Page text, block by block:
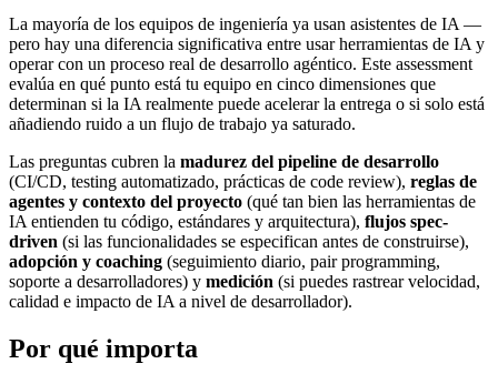
La mayoría de los equipos de ingeniería ya usan asistentes de IA —
pero hay una diferencia significativa entre usar herramientas de IA y
operar con un proceso real de desarrollo agéntico. Este assessment
evalúa en qué punto está tu equipo en cinco dimensiones que
determinan si la IA realmente puede acelerar la entrega o si solo está
añadiendo ruido a un flujo de trabajo ya saturado.
Las preguntas cubren la madurez del pipeline de desarrollo
(CI/CD, testing automatizado, prácticas de code review), reglas de
agentes y contexto del proyecto (qué tan bien las herramientas de
IA entienden tu código, estándares y arquitectura), flujos spec-
driven (si las funcionalidades se especifican antes de construirse),
adopción y coaching (seguimiento diario, pair programming,
soporte a desarrolladores) y medición (si puedes rastrear velocidad,
calidad e impacto de IA a nivel de desarrollador).
Por qué importa